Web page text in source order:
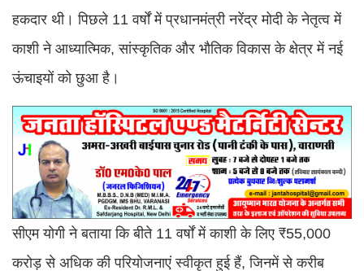
हकदार थी। पिछले 11 वर्षों में प्रधानमंत्री नरेंद्र मोदी के नेतृत्व में
काशी ने आध्यात्मिक, सांस्कृतिक और भौतिक विकास के क्षेत्र में नई
ऊंचाइयों को छुआ है।
सीएम योगी ने बताया कि बीते 11 वर्षों में काशी के लिए ₹55,000
करोड़ से अधिक की परियोजनाएं स्वीकृत हुई हैं, जिनमें से करीब